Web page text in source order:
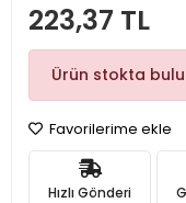
223,37 TL
Ürün stokta
Favorilerime ekle
Hızlı Gönderi